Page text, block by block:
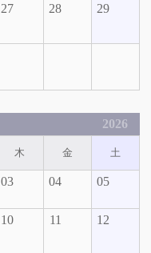
27 28 29
2026
木 金 土
03 04 05
10 11 12